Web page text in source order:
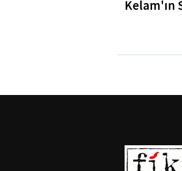
Kelam'ın